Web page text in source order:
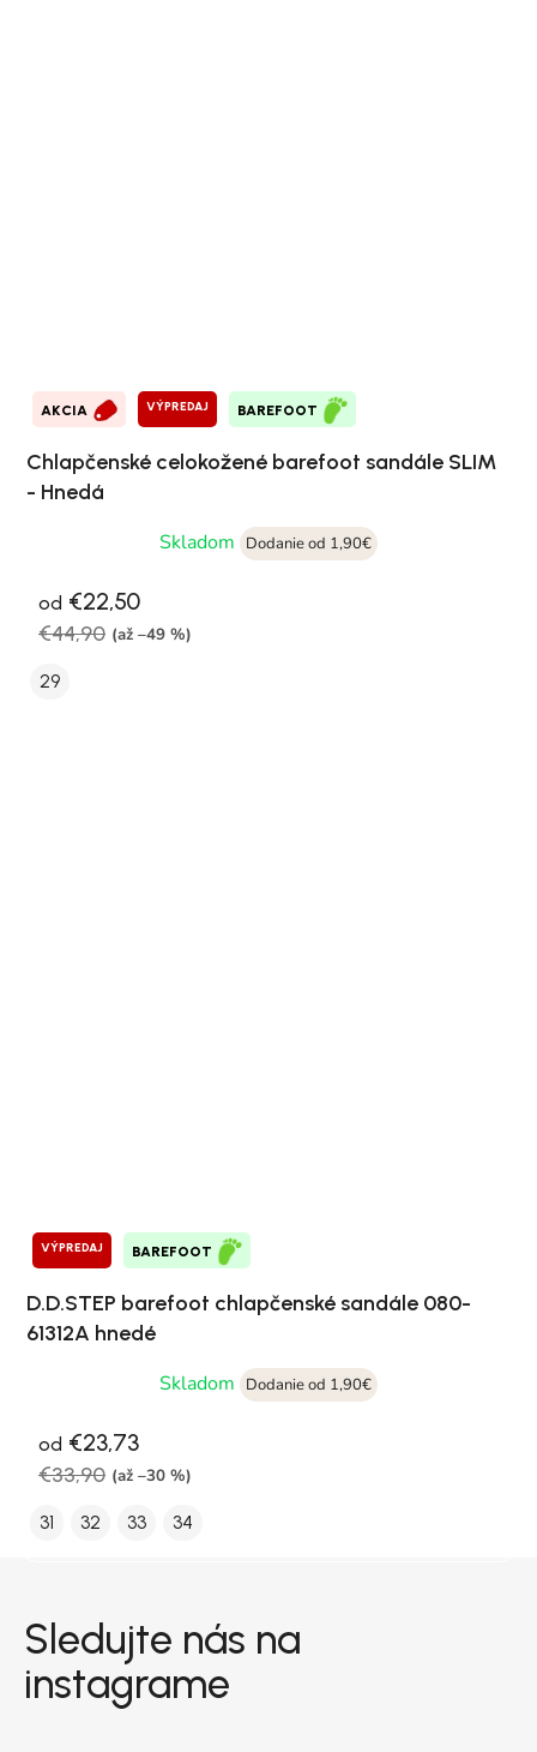
AKCIA VÝPREDAJ BAREFOOT
Chlapčenské celokožené barefoot sandále SLIM
- Hnedá
Skladom
Dodanie od 1,90€
od €22,50
€44,90 (až –49 %)
29
VÝPREDAJ BAREFOOT
D.D.STEP barefoot chlapčenské sandále 080-
61312A hnedé
Skladom
Dodanie od 1,90€
od €23,73
€33,90 (až –30 %)
31 32 33 34
Sledujte nás na
instagrame